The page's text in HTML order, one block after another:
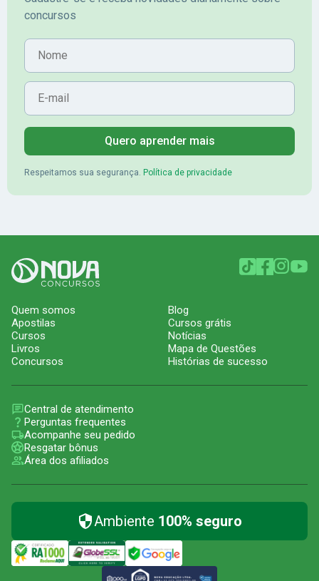
concursos
Nome
E-mail
Quero aprender mais
Respeitamos sua segurança. Política de privacidade
Quem somos
Apostilas
Cursos
Livros
Concursos
Blog
Cursos grátis
Notícias
Mapa de Questões
Histórias de sucesso
Central de atendimento
Perguntas frequentes
Acompanhe seu pedido
Resgatar bônus
Área dos afiliados
Ambiente 100% seguro